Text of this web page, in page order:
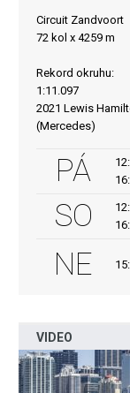
Circuit Zandvoort
72 kol x 4259 m
Rekord okruhu:
1:11.097
2021 Lewis
(Mercedes)
PÁ
SO
NE
VIDEO